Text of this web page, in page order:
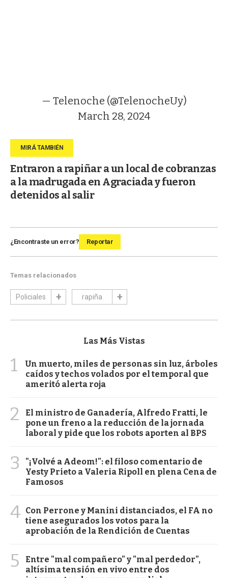
— Telenoche (@TelenocheUy)
March 28, 2024
Entraron a rapiñar a un local de cobranzas
a la madrugada en Agraciada y fueron
detenidos al salir
¿Encontraste un error? Reportar
Temas relacionados
Policiales rapiña
Las Más Vistas
1
Un muerto, miles de personas sin luz, árboles
caídos y techos volados por el temporal que
ameritó alerta roja
2
El ministro de Ganadería, Alfredo Fratti, le
pone un freno a la reducción de la jornada
laboral y pide que los robots aporten al BPS
3
"¡Volvé a Adeom!": el filoso comentario de
Yesty Prieto a Valeria Ripoll en plena Cena de
Famosos
4 Con Perrone y Manini distanciados, el FA no
tiene asegurados los votos para la
aprobación de la Rendición de Cuentas
5
Entre "mal compañero" y "mal perdedor",
altísima tensión en vivo entre dos